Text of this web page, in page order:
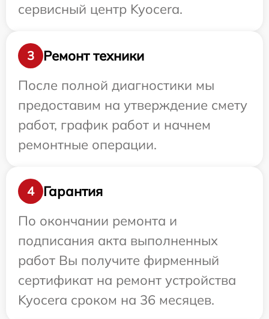
сервисный центр Kyocera.
3
Ремонт техники
После полной диагностики мы
предоставим на утверждение смету
работ, график работ и начнем
ремонтные операции.
4
Гарантия
По окончании ремонта и
подписания акта выполненных
работ Вы получите фирменный
сертификат на ремонт устройства
Kyocera сроком на 36 месяцев.